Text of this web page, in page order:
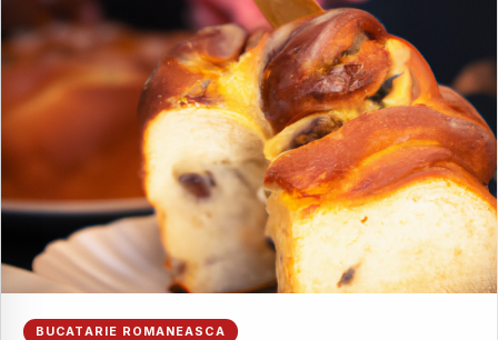
BUCATARIE ROMANEASCA